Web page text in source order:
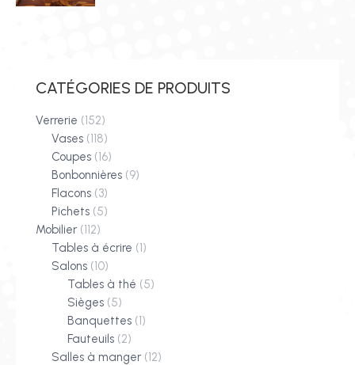
CATÉGORIES DE PRODUITS
Verrerie (152)
Vases (118)
Coupes (16)
Bonbonnières (9)
Flacons (3)
Pichets (5)
Mobilier (112)
Tables à écrire (1)
Salons (10)
Tables à thé (5)
Sièges (5)
Banquettes (1)
Fauteuils (2)
Salles à manger (12)